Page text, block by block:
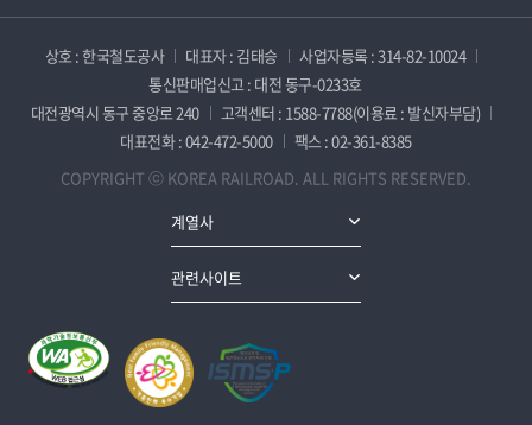
상호 : 한국철도공사 대표자 : 김태승
사업자등록 : 314-82-10024
통신판매업신고 : 대전 동구-0233호
대전광역시 동구 중앙로 240
고객센터 : 1588-7788(이용료 : 발신자부담)
대표전화 : 042-472-5000
팩스 : 02-361-8385
COPYRIGHT ⓒ KOREA RAILROAD. ALL RIGHTS RESERVED.
계열사
관련사이트